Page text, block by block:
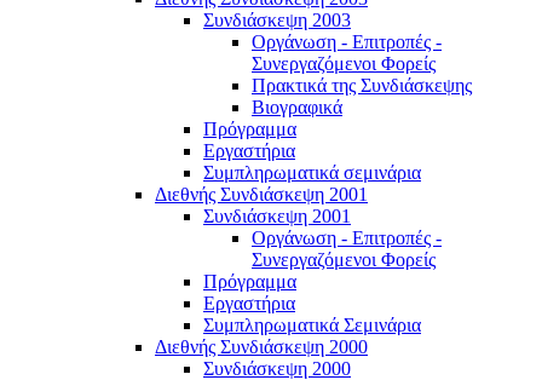
Συνδιάσκεψη 2003
Οργάνωση - Επιτροπές -
Συνεργαζόμενοι Φορείς
Πρακτικά της Συνδιάσκεψης
Βιογραφικά
Πρόγραμμα
Εργαστήρια
Συμπληρωματικά σεμινάρια
Διεθνής Συνδιάσκεψη 2001
Συνδιάσκεψη 2001
Οργάνωση - Επιτροπές -
Συνεργαζόμενοι Φορείς
Πρόγραμμα
Εργαστήρια
Συμπληρωματικά Σεμινάρια
Διεθνής Συνδιάσκεψη 2000
Συνδιάσκεψη 2000